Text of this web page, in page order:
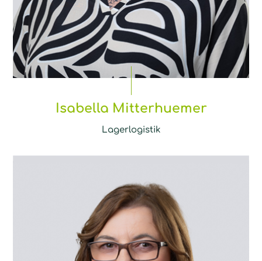
Isabella Mitterhuemer
Lagerlogistik